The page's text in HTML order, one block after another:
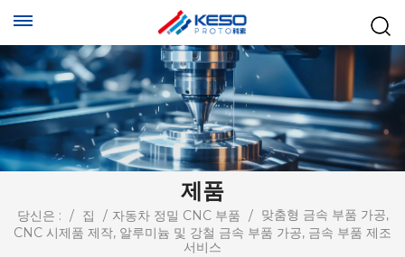
제품
당신은 : / 집 / 자동차 정밀 CNC 부품 / 맞춤형 금속 부품 가공,
CNC 시제품 제작, 알루미늄 및 강철 금속 부품 가공, 금속 부품 제조
서비스